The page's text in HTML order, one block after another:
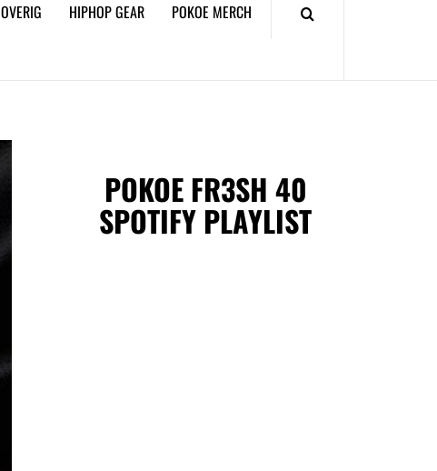
OVERIG HIPHOP GEAR POKOE MERCH
POKOE FR3SH 40
SPOTIFY PLAYLIST